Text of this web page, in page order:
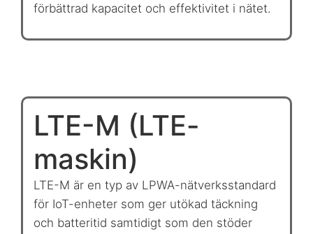
förbättrad kapacitet och effektivitet i nätet.
LTE-M (LTE-
maskin)
LTE-M är en typ av LPWA-nätverksstandard
för IoT-enheter som ger utökad täckning
och batteritid samtidigt som den stöder